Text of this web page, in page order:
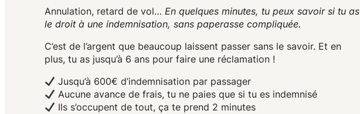
Annulation, retard de vol… En quelques minutes, tu peux savoir si tu as
le droit à une indemnisation, sans paperasse compliquée.
C’est de l’argent que beaucoup laissent passer sans le savoir. Et en
plus, tu as jusqu’à 6 ans pour faire une réclamation !
Jusqu’à 600€ d’indemnisation par passager
Aucune avance de frais, tu ne paies que si tu es indemnisé
Ils s’occupent de tout,ça te prend 2 minutes